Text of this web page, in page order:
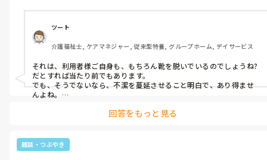
ツート
介護福祉士, ケアマネジャー, 従来型特養, グループホーム, デイサービス
それは、利用者様ご自身も、もちろん靴を脱いでいるのでしょうね?
だとすれば当たり前でもあります。
でも、そうでないなら、不潔を蔓延させること明白で、あり得ませ
んよね。
回答をもっと見る
雑談・つぶやき